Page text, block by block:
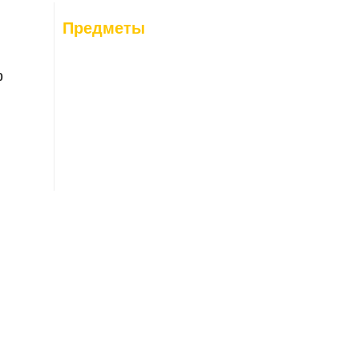
Предметы